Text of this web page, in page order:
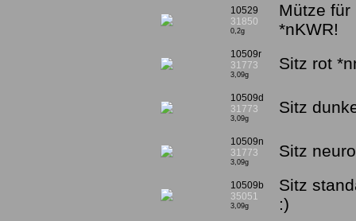
10529
31850
0,2g
Mütze für
*nKWR!
10509r
31773
3,09g
Sitz rot
10509d
31773
3,09g
Sitz
10509n
31773
3,09g
Sitz
10509b
35051
3,09g
Sitz
:)